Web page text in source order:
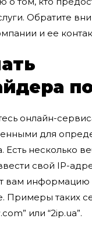
Обратите
и ее
онлайн-
для
Есть несколько
свой IP-
вам
Примеры таких
или “2ip.ua”.